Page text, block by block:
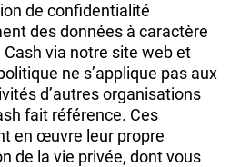
de confidentialité
des données à caractère
via notre site web et
ne s’applique pas aux
d’autres organisations
fait référence. Ces
en œuvre leur propre
de la vie privée, dont vous